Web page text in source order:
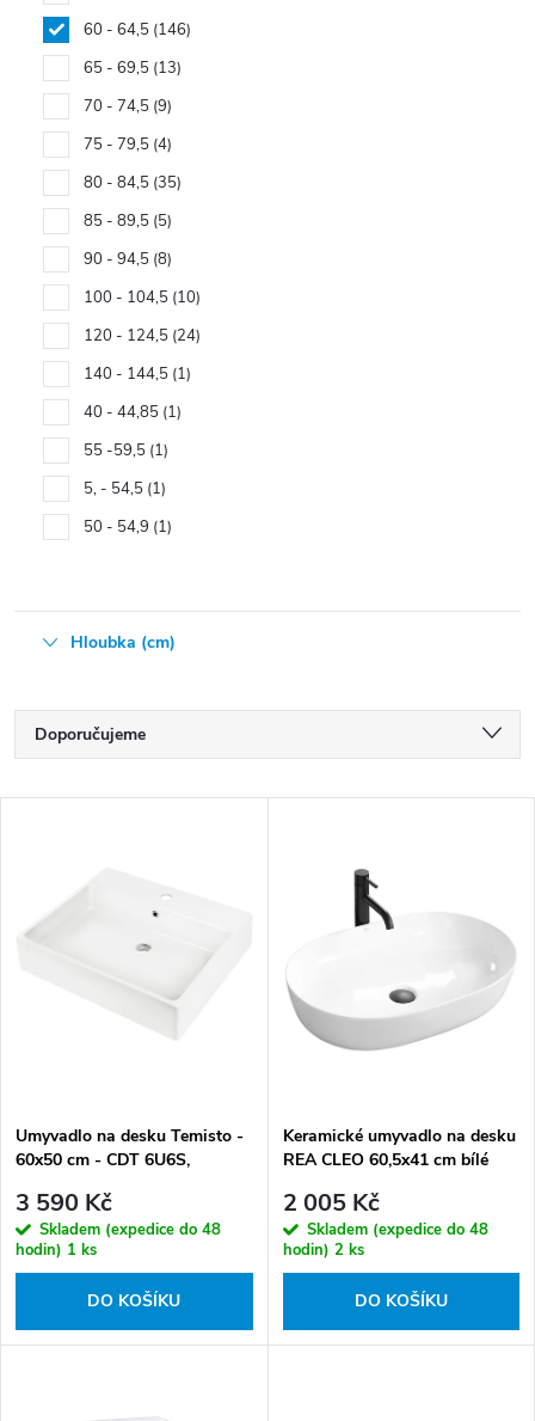
60 - 64,5 146
65 - 69,5 13
70 - 74,5 9
75 - 79,5 4
80 - 84,5 35
85 - 89,5 5
90 - 94,5 8
100 - 104,5 10
120 - 124,5 24
140 - 144,5 1
40 - 44,85 1
55 -59,5 1
5, - 54,5 1
50 - 54,9 1
Hloubka (cm)
a
z
p
k
t
ů
Doporučujeme
Abecedně
u
k
t
ů
Umyvadlo na desku Temisto -
60x50 cm - CDT 6U6S,
3 590 Kč
Skladem (expedice do 48
hodin) 1 ks
DO KOŠÍKU
Keramické umyvadlo na desku
REA CLEO 60,5x41 cm bílé
2 005 Kč
Skladem (expedice do 48
hodin) 2 ks
DO KOŠÍKU